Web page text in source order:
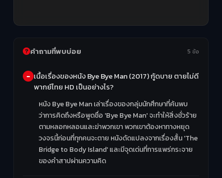
คำถามที่พบบ่อย 5 ข้อ
เนื้อเรื่องของหนัง Bye Bye Man (2017) กู้ดบาย ตายไม่ดี
พากย์ไทย HD เป็นอย่างไร?
หนัง Bye Bye Man เล่าเรื่องของกลุ่มนักศึกษาที่ค้นพบ
ว่าการคิดถึงหรือพูดชื่อ 'Bye Bye Man' จะทำให้สิ่งชั่วร้าย
ตามหลอกหลอนและฆ่าพวกเขา พวกเขาต้องหาทางหยุด
วงจรนี้ก่อนที่ทุกคนจะตาย หนังดัดแปลงจากเรื่องสั้น 'The
Bridge to Body Island' และมีจุดเด่นที่การแพร่กระจาย
ของคำสาปผ่านความคิด